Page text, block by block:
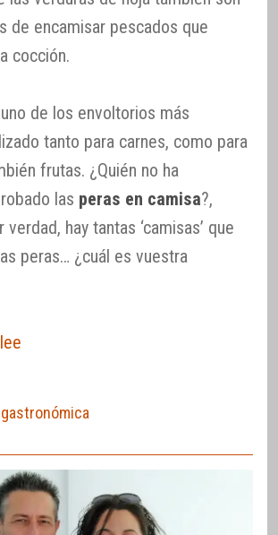
de encamisar pescados que
cocción.
de los envoltorios más
tanto para carnes, como para
frutas. ¿Quién no ha
las peras en camisa?,
verdad, hay tantas ‘camisas’ que
peras… ¿cuál es vuestra